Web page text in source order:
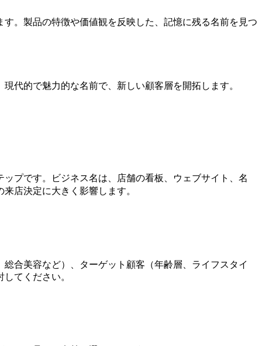
。製品の特徴や価値観を反映した、記憶に残る名前を見つ
代的で魅力的な名前で、新しい顧客層を開拓します。
プです。ビジネス名は、店舗の看板、ウェブサイト、名
店決定に大きく影響します。
合美容など）、ターゲット顧客（年齢層、ライフスタイ
てください。